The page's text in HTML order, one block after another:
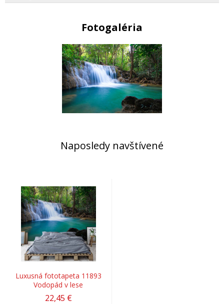
Fotogaléria
Naposledy navštívené
Luxusná fototapeta 11893
Vodopád v lese
22,45 €